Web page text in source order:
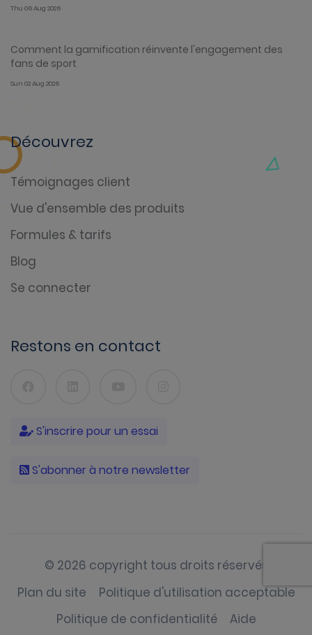
Thu 06 Aug 2026
Comment la gamification réinvente l'engagement des
fans de sport
Sun 02 Aug 2026
Découvrez
Témoignages client
Vue d'ensemble des produits
Formules & tarifs
Blog
Se connecter
Restons en contact
S'inscrire pour un essai
S'abonner à notre newsletter
© 2026 copyright tous droits réservés
Plan du site
Politique d'utilisation acceptable
Politique de confidentialité
Aide